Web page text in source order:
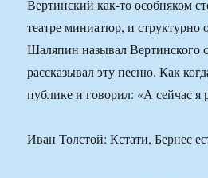
Вертинский как-то особняком
театре миниатюр, и структурно
Шаляпин называл Вертинского
рассказывал эту песню. Как
публике и говорил: «А сейчас я
Иван Толстой: Кстати, Бернес